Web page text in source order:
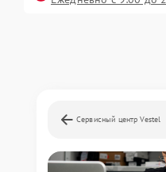
Сервисный центр Vestel